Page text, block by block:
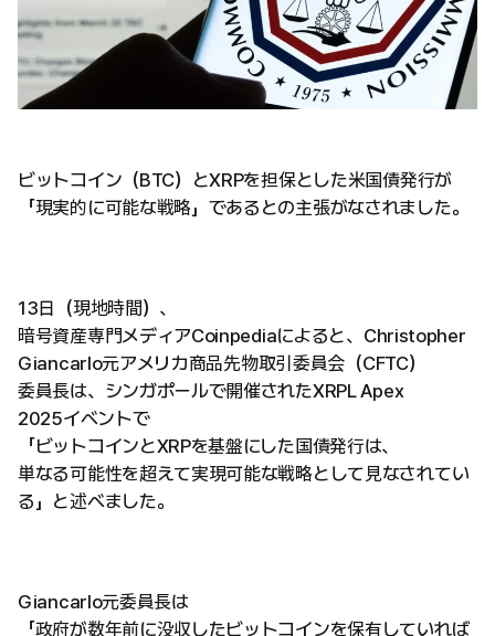
ビットコイン（BTC）とXRPを担保とした米国債発行が
「現実的に可能な戦略」であるとの主張がなされました。
13日（現地時間）、
暗号資産専門メディアCoinpediaによると、Christopher
Giancarlo元アメリカ商品先物取引委員会（CFTC）
委員長は、シンガポールで開催されたXRPL Apex
2025イベントで
「ビットコインとXRPを基盤にした国債発行は、
単なる可能性を超えて実現可能な戦略として見なされてい
る」と述べました。
Giancarlo元委員長は
「政府が数年前に没収したビットコインを保有していれば